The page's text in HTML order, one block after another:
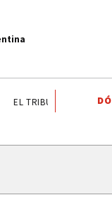
SECTOR